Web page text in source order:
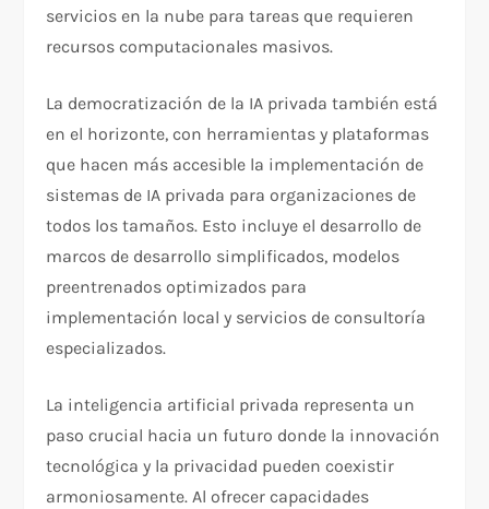
servicios en la nube para tareas que requieren
recursos computacionales masivos.
La democratización de la IA privada también está
en el horizonte, con herramientas y plataformas
que hacen más accesible la implementación de
sistemas de IA privada para organizaciones de
todos los tamaños. Esto incluye el desarrollo de
marcos de desarrollo simplificados, modelos
preentrenados optimizados para
implementación local y servicios de consultoría
especializados.
La inteligencia artificial privada representa un
paso crucial hacia un futuro donde la innovación
tecnológica y la privacidad pueden coexistir
armoniosamente. Al ofrecer capacidades